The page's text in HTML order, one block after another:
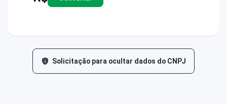
Solicitação para ocultar dados do CNPJ